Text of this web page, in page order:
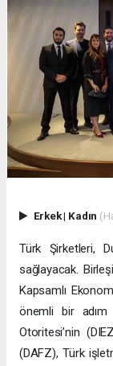
Erkek| Kadın
Türk Şirketleri,
sağlayacak.
Kapsamlı
önemli bir adım
Otoritesi’nin
(DAFZ), Türk